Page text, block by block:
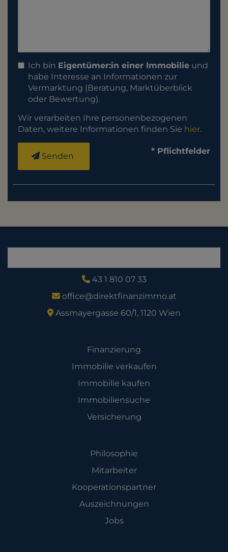
Ich bin Eigentümer:in einer Immobilie und
habe Interesse an Informationen zur
Vermarktung (Beratung, Marktüberblick
oder Bewertung).
Wir verarbeiten Ihre personenbezogenen
Daten, weitere Informationen finden Sie hier.
Senden
* Pflichtfelder
43 1 810 07 33
office@direktfinanzimmo.at
Assmayergasse 60/1, 1120 Wien
Finanzierung
Immobilie verkaufen
Immobilie kaufen
Immobiliensuche
Versicherung
Philosophie
Mitarbeiter
Kooperationspartner
Auszeichnungen
Jobs